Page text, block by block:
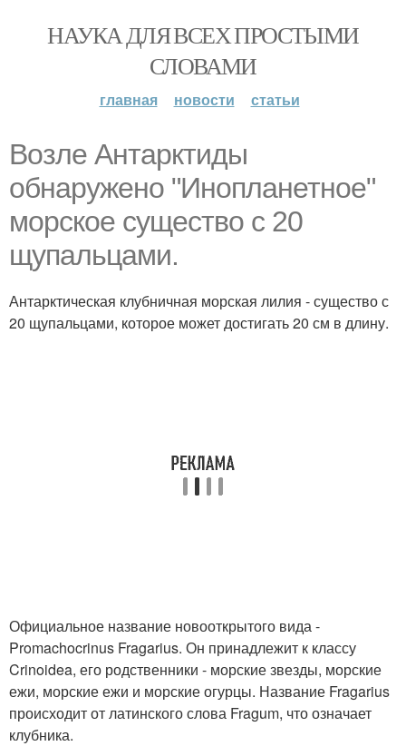
НАУКА ДЛЯ ВСЕХ ПРОСТЫМИ
СЛОВАМИ
главная новости статьи
Возле Антарктиды
обнаружено "Инопланетное"
морское существо с 20
щупальцами.
Антарктическая клубничная морская лилия - существо с
20 щупальцами, которое может достигать 20 см в длину.
Официальное название новооткрытого вида -
Promachocrinus Fragarius. Он принадлежит к классу
Crinoidea, его родственники - морские звезды, морские
ежи, морские ежи и морские огурцы. Название Fragarius
происходит от латинского слова Fragum, что означает
клубника.